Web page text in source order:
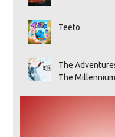
Teeto
The
The